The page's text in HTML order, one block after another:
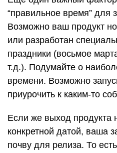
“правильное время” для
Возможно ваш продукт
или разработан
праздники (восьмое
т.д.). Подумайте о
времени. Возможно
приурочить к каким-то
Если же выход продукта
конкретной датой, ваша
почву для релиза. То